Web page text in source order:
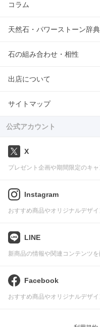
コラム
天然石・パワーストーン辞典
石の組み合わせ・相性
出店について
サイトマップ
公式アカウント
X
プレゼント企画や期間限定のキ
Instagram
おすすめ商品やオリジナルデザ
LINE
新商品の情報や関連コンテンツ
Facebook
おすすめ商品やオリジナルデザ